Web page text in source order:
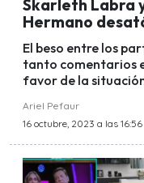
Skarleth Labra
Hermano
El beso entre los
tanto comentarios
favor de la
Ariel Pefaur
16 octubre, 2023 a las 16:56